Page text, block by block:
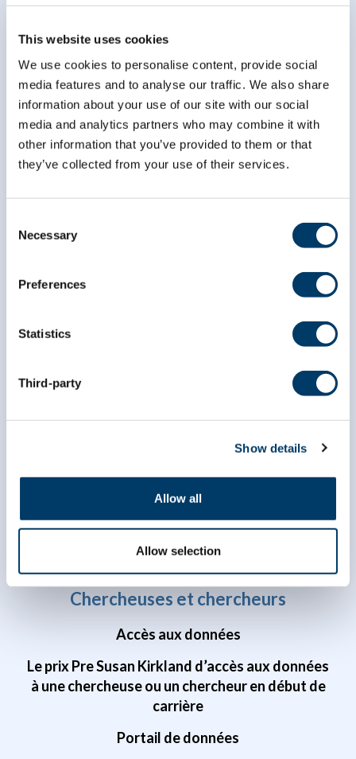
This website uses cookies
We use cookies to personalise content, provide social
media features and to analyse our traffic. We also share
information about your use of our site with our social
media and analytics partners who may combine it with
other information that you’ve provided to them or that
they’ve collected from your use of their services.
Selection
Necessary
Preferences
Statistics
Third-party
Show details
Allow all
Allow selection
Chercheuses et chercheurs
Accès aux données
Le prix Pre Susan Kirkland d’accès aux données
à une chercheuse ou un chercheur en début de
carrière
Portail de données